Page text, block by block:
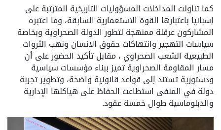
كما تناولت المداخلات المسؤوليات التاريخية المترتبة على
إسبانيا باعتبارها القوة الاستعمارية السابقة، وما اعتبره
المشاركون عرقلة ممنهجة لتطور الدولة الصحراوية وبخاصة
سياسات التهجير وانتهاكات حقوق الانسان ونهب الثروات
الطبيعية الشعب الصحراوي ، مقابل تأكيد الحضور على أن
مسار المقاومة الصحراوية تميز ببناء مؤسسات سياسية
ودستورية تستند إلى قواعد قانونية واضحة، وتطوير تجربة
دولة في المنفى استطاعت الحفاظ على هياكلها الإدارية
والدبلوماسية طوال خمسة عقود.